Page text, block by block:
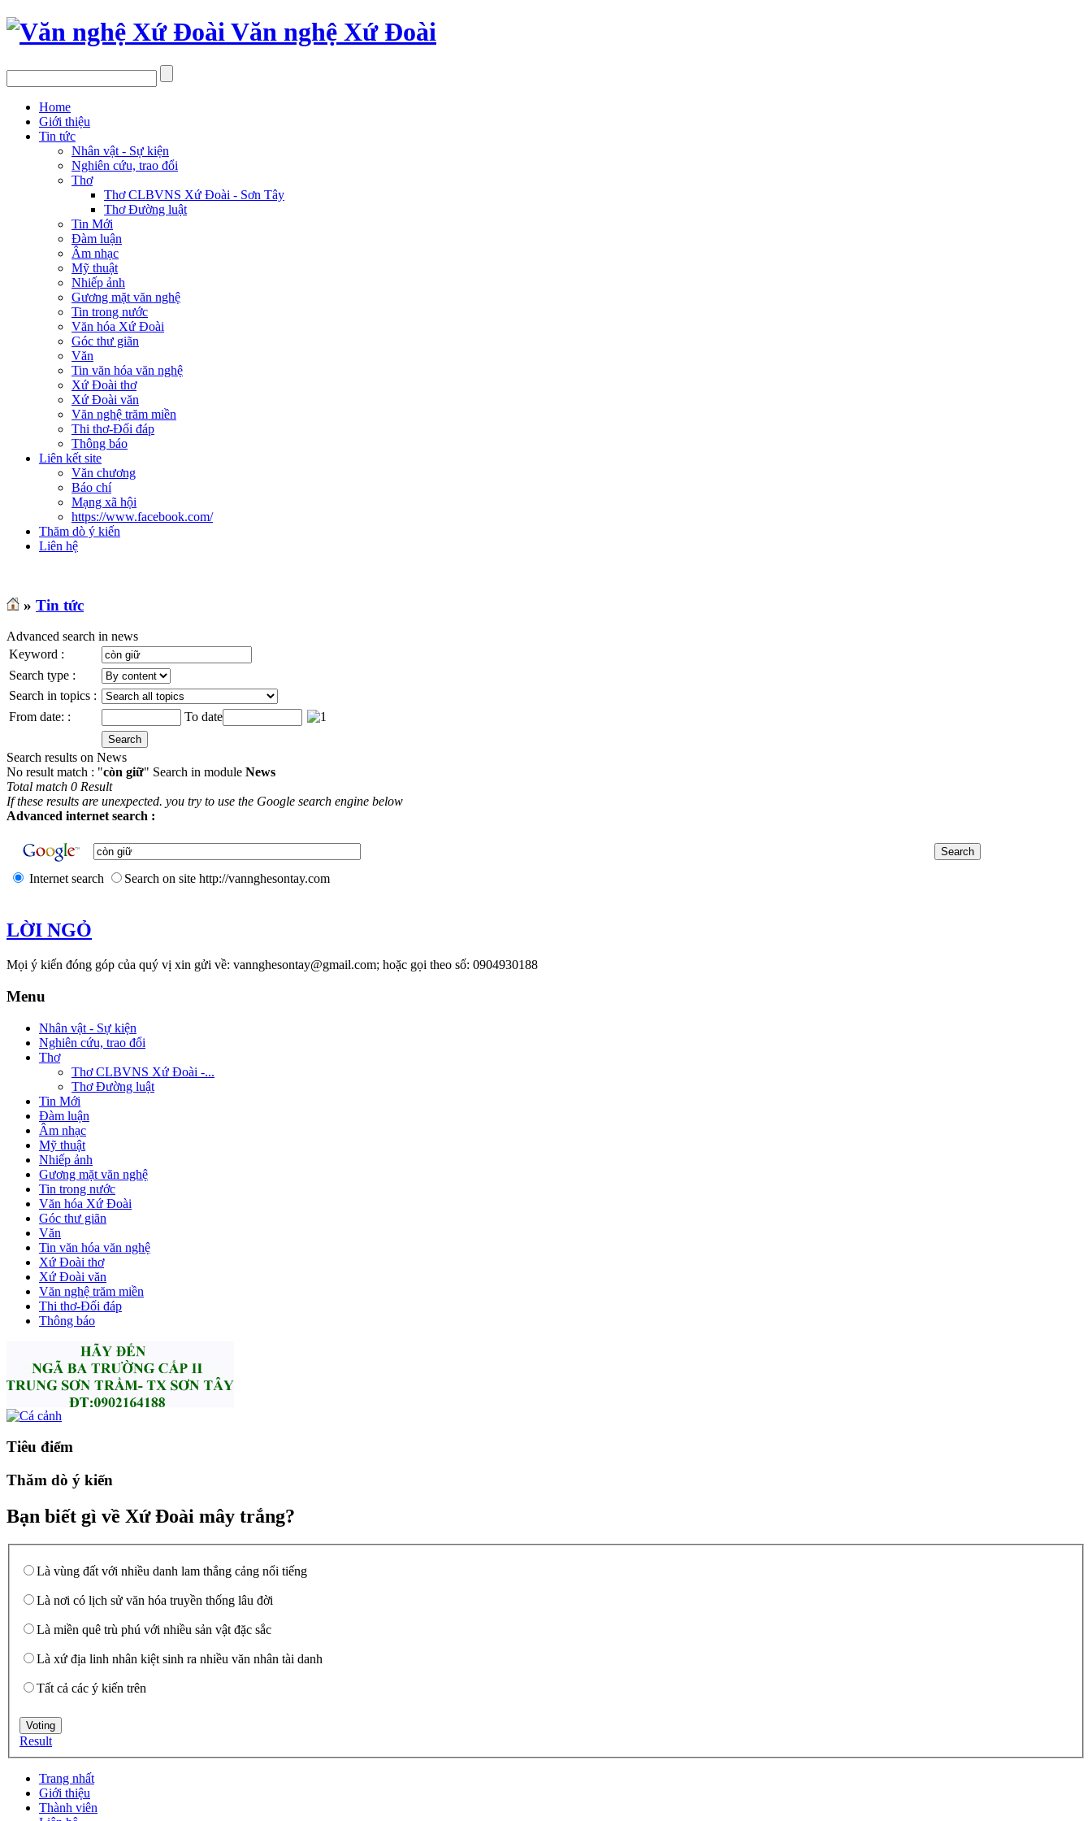
Văn nghệ Xứ Đoài
Home
Giới thiệu
Tin tức
Nhân vật - Sự kiện
Nghiên cứu, trao đổi
Thơ
Thơ CLBVNS Xứ Đoài - Sơn Tây
Thơ Đường luật
Tin Mới
Đàm luận
Âm nhạc
Mỹ thuật
Nhiếp ảnh
Gương mặt văn nghệ
Tin trong nước
Văn hóa Xứ Đoài
Góc thư giãn
Văn
Tin văn hóa văn nghệ
Xứ Đoài thơ
Xứ Đoài văn
Văn nghệ trăm miền
Thi thơ-Đối đáp
Thông báo
Liên kết site
Văn chương
Báo chí
Mạng xã hội
https://www.facebook.com/
Thăm dò ý kiến
Liên hệ
» Tin tức
Advanced search in news
Keyword :
Search type :
Search in topics :
From date: :
To date
Search results on News
No result match : "còn giữ" Search in module News
Total match 0 Result
If these results are unexpected. you try to use the Google search engine below
Advanced internet search :
Internet search Search on site http://vannghesontay.com
LỜI NGỎ
Mọi ý kiến đóng góp của quý vị xin gửi về: vannghesontay@gmail.com; hoặc gọi theo số: 0904930188
Menu
Nhân vật - Sự kiện
Nghiên cứu, trao đổi
Thơ
Thơ CLBVNS Xứ Đoài -...
Thơ Đường luật
Tin Mới
Đàm luận
Âm nhạc
Mỹ thuật
Nhiếp ảnh
Gương mặt văn nghệ
Tin trong nước
Văn hóa Xứ Đoài
Góc thư giãn
Văn
Tin văn hóa văn nghệ
Xứ Đoài thơ
Xứ Đoài văn
Văn nghệ trăm miền
Thi thơ-Đối đáp
Thông báo
Tiêu điểm
Thăm dò ý kiến
Bạn biết gì về Xứ Đoài mây trắng?
Là vùng đất với nhiều danh lam thắng cảng nổi tiếng
Là nơi có lịch sử văn hóa truyền thống lâu đời
Là miền quê trù phú với nhiều sản vật đặc sắc
Là xứ địa linh nhân kiệt sinh ra nhiều văn nhân tài danh
Tất cả các ý kiến trên
Result
Trang nhất
Giới thiệu
Thành viên